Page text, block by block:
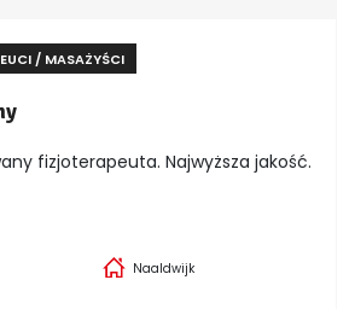
/ MASAŻYŚCI
fizjoterapeuta. Najwyższa jakość.
Naaldwijk